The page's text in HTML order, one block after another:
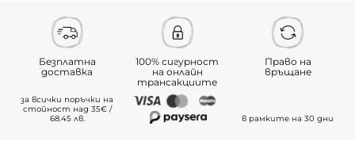
Безплатна
доставка
за всички поръчки на
стойност над 35€ /
68.45 лв.
100% сигурност
на онлайн
трансакциите
Право на
връщане
в рамките на 30 дни